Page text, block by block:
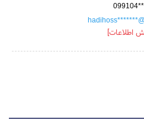
اطلاعات]